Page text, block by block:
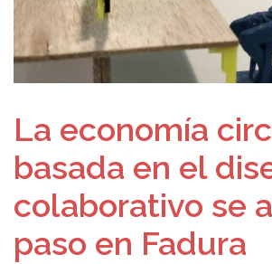
La economía
basada en el
colaborativo se
paso en Fadura